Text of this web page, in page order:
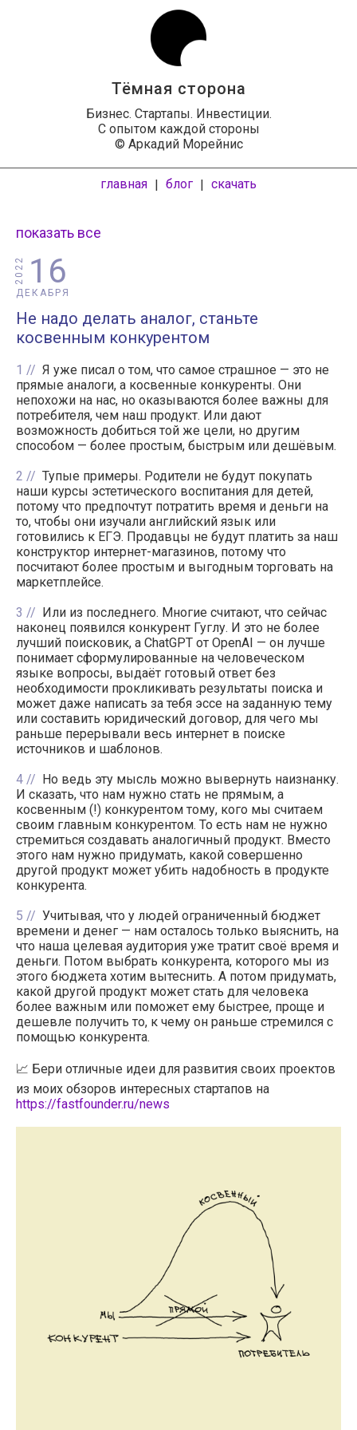
Тёмная сторона
Бизнес. Стартапы. Инвестиции.
С опытом каждой стороны
© Аркадий Морейнис
главная | блог | скачать
показать все
16
ДЕКАБРЯ
2022
Не надо делать аналог, станьте
косвенным конкурентом
1
Я уже писал о том, что самое страшное — это не
прямые аналоги, а косвенные конкуренты. Они
непохожи на нас, но оказываются более важны для
потребителя, чем наш продукт. Или дают
возможность добиться той же цели, но другим
способом — более простым, быстрым или дешёвым.
2
Тупые примеры. Родители не будут покупать
наши курсы эстетического воспитания для детей,
потому что предпочтут потратить время и деньги на
то, чтобы они изучали английский язык или
готовились к ЕГЭ. Продавцы не будут платить за наш
конструктор интернет-магазинов, потому что
посчитают более простым и выгодным торговать на
маркетплейсе.
3
Или из последнего. Многие считают, что сейчас
наконец появился конкурент Гуглу. И это не более
лучший поисковик, а ChatGPT от OpenAI — он лучше
понимает сформулированные на человеческом
языке вопросы, выдаёт готовый ответ без
необходимости прокликивать результаты поиска и
может даже написать за тебя эссе на заданную тему
или составить юридический договор, для чего мы
раньше перерывали весь интернет в поиске
источников и шаблонов.
4
Но ведь эту мысль можно вывернуть наизнанку.
И сказать, что нам нужно стать не прямым, а
косвенным (!) конкурентом тому, кого мы считаем
своим главным конкурентом. То есть нам не нужно
стремиться создавать аналогичный продукт. Вместо
этого нам нужно придумать, какой совершенно
другой продукт может убить надобность в продукте
конкурента.
5
Учитывая, что у людей ограниченный бюджет
времени и денег — нам осталось только выяснить, на
что наша целевая аудитория уже тратит своё время и
деньги. Потом выбрать конкурента, которого мы из
этого бюджета хотим вытеснить. А потом придумать,
какой другой продукт может стать для человека
более важным или поможет ему быстрее, проще и
дешевле получить то, к чему он раньше стремился с
помощью конкурента.
📈 Бери отличные идеи для развития своих проектов
из моих обзоров интересных стартапов на
https://fastfounder.ru/news